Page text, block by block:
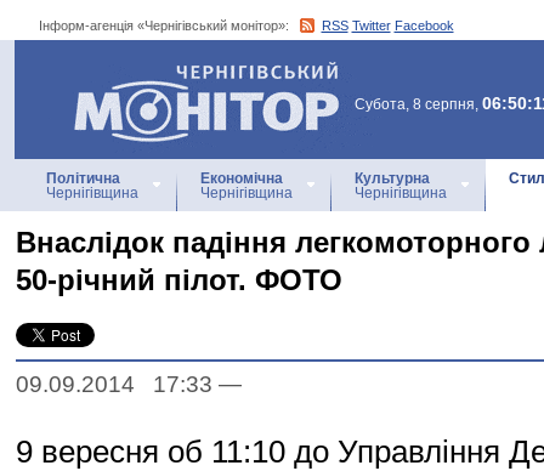
Інформ-агенція «Чернігівський монітор»: RSS Twitter Facebook
Інформ-агенція
«Чернігівський монітор»
Субота, 8 серпня,
Політична
Чернігівщина
Економічна
Чернігівщина
Культурна
Чернігівщина
Внаслідок падіння легкомоторного
50-річний пілот. ФОТО
09.09.2014 17:33 —
9 вересня об 11:10 до Управління